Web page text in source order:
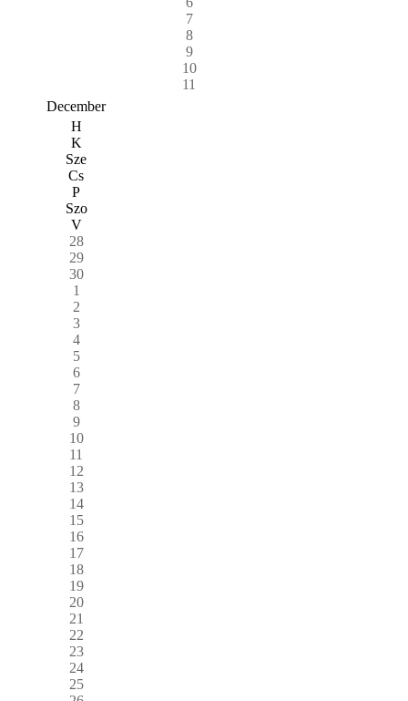
7
8
9
10
11
December
H
K
Sze
Cs
P
Szo
V
28
29
30
1
2
3
4
5
6
7
8
9
10
11
12
13
14
15
16
17
18
19
20
21
22
23
24
25